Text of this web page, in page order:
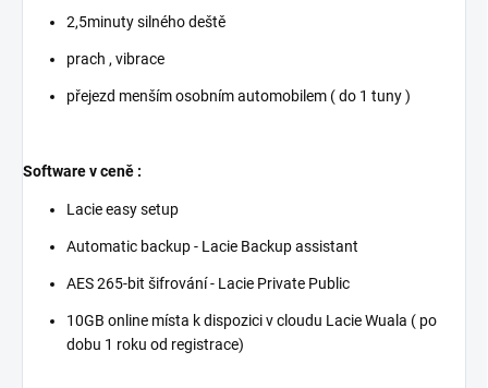
2,5minuty silného deště
prach , vibrace
přejezd menším osobním automobilem ( do 1 tuny )
Software v ceně :
Lacie easy setup
Automatic backup - Lacie Backup assistant
AES 265-bit šifrování - Lacie Private Public
10GB online místa k dispozici v cloudu Lacie Wuala ( po
dobu 1 roku od registrace)